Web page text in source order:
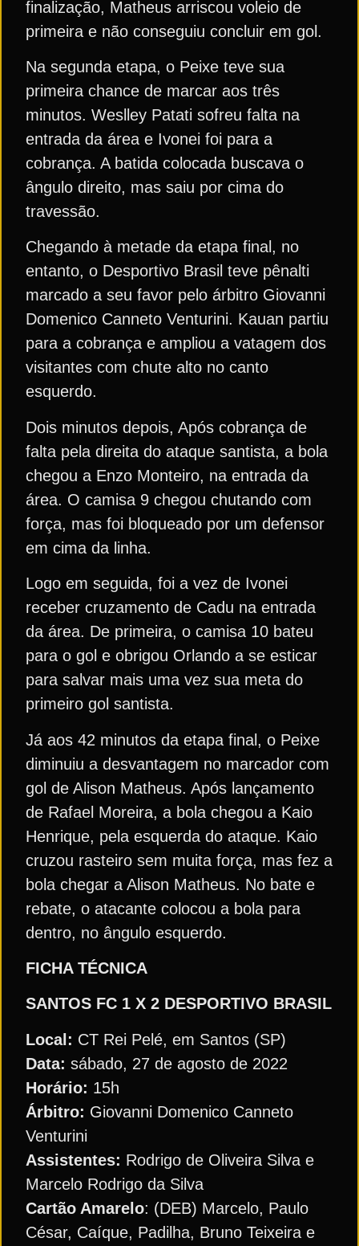
finalização, Matheus arriscou voleio de
primeira e não conseguiu concluir em gol.
Na segunda etapa, o Peixe teve sua
primeira chance de marcar aos três
minutos. Weslley Patati sofreu falta na
entrada da área e Ivonei foi para a
cobrança. A batida colocada buscava o
ângulo direito, mas saiu por cima do
travessão.
Chegando à metade da etapa final, no
entanto, o Desportivo Brasil teve pênalti
marcado a seu favor pelo árbitro Giovanni
Domenico Canneto Venturini. Kauan partiu
para a cobrança e ampliou a vatagem dos
visitantes com chute alto no canto
esquerdo.
Dois minutos depois, Após cobrança de
falta pela direita do ataque santista, a bola
chegou a Enzo Monteiro, na entrada da
área. O camisa 9 chegou chutando com
força, mas foi bloqueado por um defensor
em cima da linha.
Logo em seguida, foi a vez de Ivonei
receber cruzamento de Cadu na entrada
da área. De primeira, o camisa 10 bateu
para o gol e obrigou Orlando a se esticar
para salvar mais uma vez sua meta do
primeiro gol santista.
Já aos 42 minutos da etapa final, o Peixe
diminuiu a desvantagem no marcador com
gol de Alison Matheus. Após lançamento
de Rafael Moreira, a bola chegou a Kaio
Henrique, pela esquerda do ataque. Kaio
cruzou rasteiro sem muita força, mas fez a
bola chegar a Alison Matheus. No bate e
rebate, o atacante colocou a bola para
dentro, no ângulo esquerdo.
FICHA TÉCNICA
SANTOS FC 1 X 2 DESPORTIVO BRASIL
Local: CT Rei Pelé, em Santos (SP)
Data: sábado, 27 de agosto de 2022
Horário: 15h
Árbitro: Giovanni Domenico Canneto
Venturini
Assistentes: Rodrigo de Oliveira Silva e
Marcelo Rodrigo da Silva
Cartão Amarelo: (DEB) Marcelo, Paulo
César, Caíque, Padilha, Bruno Teixeira e